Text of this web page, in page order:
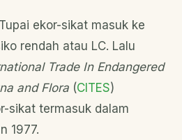
Tupai ekor-sikat masuk ke
rendah atau LC. Lalu
Trade In Endangered
and Flora (CITES)
sikat termasuk dalam
1977.